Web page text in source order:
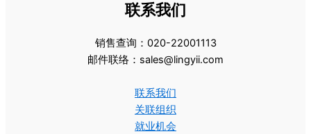
联系我们
销售查询：020-22001113
邮件联络：sales@lingyii.com
联系我们
关联组织
就业机会